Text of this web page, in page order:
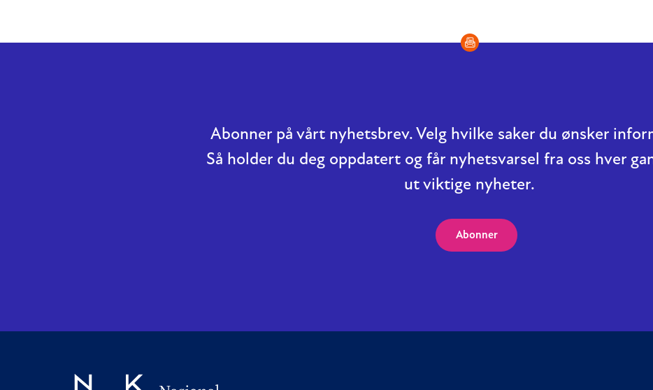
Abonner på vårt nyhetsbrev. Velg hvilke saker du ønsker
Så holder du deg oppdatert og får nyhetsvarsel fra oss hver
ut viktige nyheter.
Abonner